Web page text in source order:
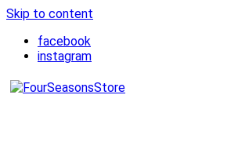
Skip to content
facebook
instagram